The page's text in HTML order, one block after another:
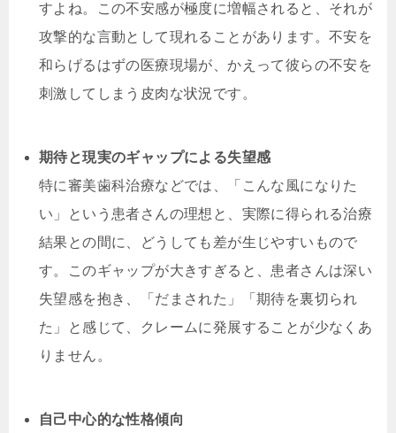
すよね。この不安感が極度に増幅されると、それが
攻撃的な言動として現れることがあります。不安を
和らげるはずの医療現場が、かえって彼らの不安を
刺激してしまう皮肉な状況です。
期待と現実のギャップによる失望感
特に審美歯科治療などでは、「こんな風になりた
い」という患者さんの理想と、実際に得られる治療
結果との間に、どうしても差が生じやすいもので
す。このギャップが大きすぎると、患者さんは深い
失望感を抱き、「だまされた」「期待を裏切られ
た」と感じて、クレームに発展することが少なくあ
りません。
自己中心的な性格傾向